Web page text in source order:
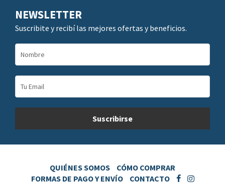
NEWSLETTER
Suscribite y recibí las mejores ofertas y beneficios.
QUIÉNES SOMOS
CÓMO COMPRAR
FORMAS DE PAGO Y ENVÍO
CONTACTO